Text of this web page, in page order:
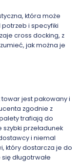
która może
i specyfiki
cross docking, z
jak można je
jest pakowany i
zgodnie z
trafiają do
przeładunek
i niemal
który dostarcza je do
długotrwałe